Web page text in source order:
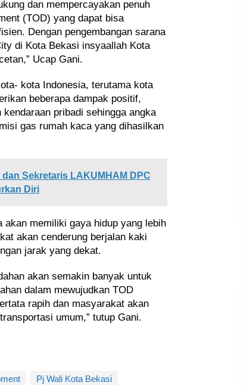
dan mempercayakan penuh
(TOD) yang dapat bisa
Dengan pengembangan sarana
di Kota Bekasi insyaallah Kota
Ucap Gani.
kota Indonesia, terutama kota
beberapa dampak positif,
pribadi sehingga angka
gas rumah kaca yang dihasilkan
dan Sekretaris LAKUMHAM DPC
Diri
memiliki gaya hidup yang lebih
akan cenderung berjalan kaki
jarak yang dekat.
akan semakin banyak untuk
dalam mewujudkan TOD
rapih dan masyarakat akan
umum,” tutup Gani.
Pj Wali Kota Bekasi